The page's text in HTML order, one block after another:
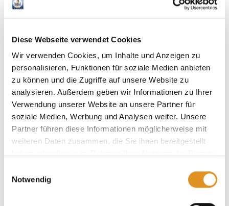
Diese Webseite verwendet Cookies
Wir verwenden Cookies, um Inhalte und Anzeigen zu
personalisieren, Funktionen für soziale Medien anbieten
zu können und die Zugriffe auf unsere Website zu
analysieren. Außerdem geben wir Informationen zu Ihrer
Verwendung unserer Website an unsere Partner für
soziale Medien, Werbung und Analysen weiter. Unsere
Partner führen diese Informationen möglicherweise mit
weiteren Daten zusammen, die Sie ihnen bereitgestellt
haben oder die sie im Rahmen Ihrer Nutzung der Dienste
Cookies, wenn Sie unsere Webseite weiterhin nutzen.
Notwendig